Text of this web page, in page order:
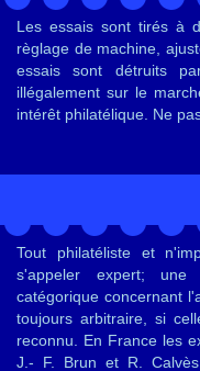
Les essais sont tirés à
règlage de machine,
essais sont détruits
illégalement sur le
intérêt philatélique. Ne
Tout philatéliste et
s'appeler expert; une
catégorique concernant
toujours arbitraire, si
reconnu. En France les
J.- F. Brun et R.